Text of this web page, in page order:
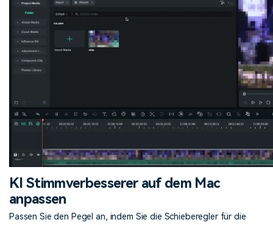
KI Stimmverbesserer auf dem Mac
anpassen
Passen Sie den Pegel an, indem Sie die Schieberegler für die